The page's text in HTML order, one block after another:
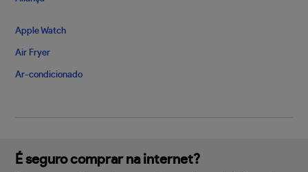
Apple Watch
Air Fryer
Ar-condicionado
É seguro comprar na internet?